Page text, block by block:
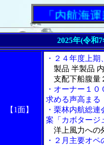
「内航海運新
2025年(令和
【1面】
・２４年度上
製品 半製品
支配下船腹量
・オーナー１
求める声高まる
・栗林内航総
案「カボタージ
洋上風力への
・２月主要オ